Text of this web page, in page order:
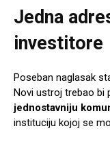
Jedna
investitore
Poseban naglasak
Novi ustroj trebao bi
jednostavniju
instituciju kojoj se